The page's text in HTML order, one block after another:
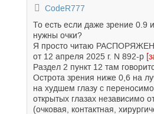
CodeR777
То есть если даже зрение 0.9
нужны очки?
Я просто читаю
от 12 апреля 2025 г. N 892-р
Раздел 2 пункт 12 там
Острота зрения ниже 0,6 на
на худшем глазу с
открытых глазах независимо
(очковая, контактная,